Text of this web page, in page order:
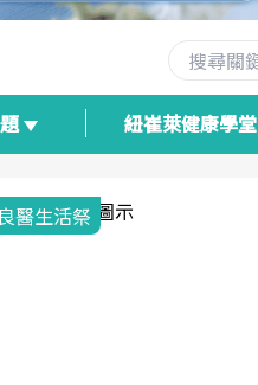
紐崔萊健康學堂
與健康韌性的距離